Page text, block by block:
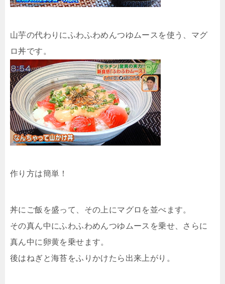
山芋の代わりにふわふわめんつゆムースを使う、マグ
ロ丼です。
作り方は簡単！
丼にご飯を盛って、その上にマグロを並べます。
その真ん中にふわふわめんつゆムースを乗せ、さらに
真ん中に卵黄を乗せます。
後はねぎと海苔をふりかけたら出来上がり。